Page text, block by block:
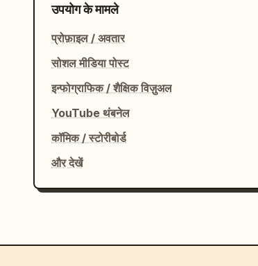
उपयोग के मामले
प्रोफ़ाइल / अवतार
सोशल मीडिया पोस्ट
इन्फोग्राफिक / शैक्षिक विज़ुअल
YouTube थंबनेल
कॉमिक / स्टोरीबोर्ड
और देखें